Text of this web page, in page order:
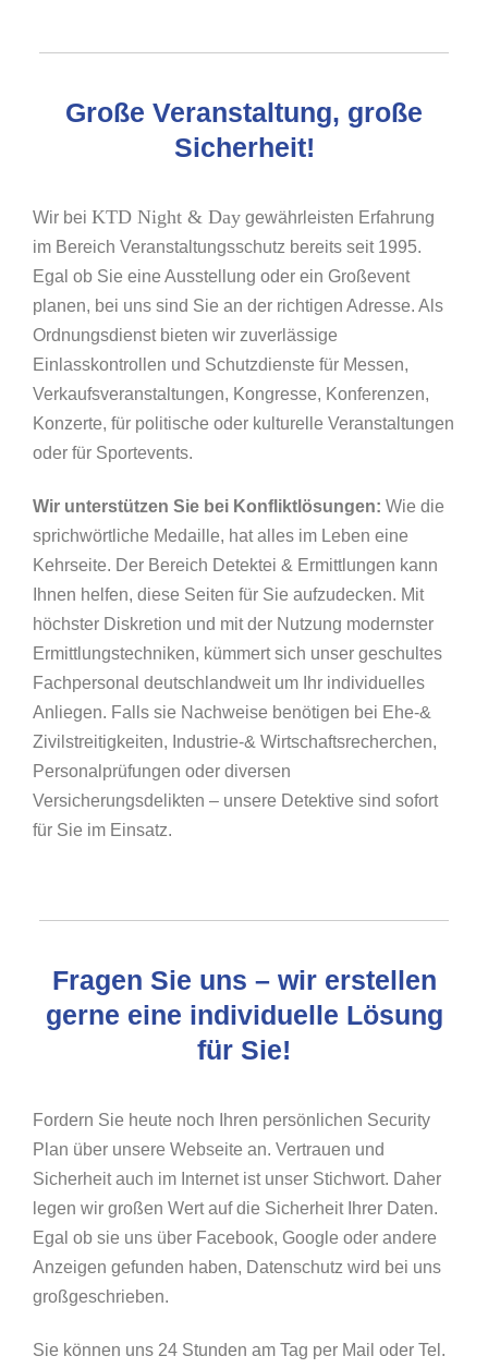
Große Veranstaltung, große
Sicherheit!
Wir bei KTD Night & Day gewährleisten Erfahrung
im Bereich Veranstaltungsschutz bereits seit 1995.
Egal ob Sie eine Ausstellung oder ein Großevent
planen, bei uns sind Sie an der richtigen Adresse. Als
Ordnungsdienst bieten wir zuverlässige
Einlasskontrollen und Schutzdienste für Messen,
Verkaufsveranstaltungen, Kongresse, Konferenzen,
Konzerte, für politische oder kulturelle Veranstaltungen
oder für Sportevents.
Wir unterstützen Sie bei Konfliktlösungen: Wie die
sprichwörtliche Medaille, hat alles im Leben eine
Kehrseite. Der Bereich Detektei & Ermittlungen kann
Ihnen helfen, diese Seiten für Sie aufzudecken. Mit
höchster Diskretion und mit der Nutzung modernster
Ermittlungstechniken, kümmert sich unser geschultes
Fachpersonal deutschlandweit um Ihr individuelles
Anliegen. Falls sie Nachweise benötigen bei Ehe-&
Zivilstreitigkeiten, Industrie-& Wirtschaftsrecherchen,
Personalprüfungen oder diversen
Versicherungsdelikten – unsere Detektive sind sofort
für Sie im Einsatz.
Fragen Sie uns – wir erstellen
gerne eine individuelle Lösung
für Sie!
Fordern Sie heute noch Ihren persönlichen Security
Plan über unsere Webseite an. Vertrauen und
Sicherheit auch im Internet ist unser Stichwort. Daher
legen wir großen Wert auf die Sicherheit Ihrer Daten.
Egal ob sie uns über Facebook, Google oder andere
Anzeigen gefunden haben, Datenschutz wird bei uns
großgeschrieben.
Sie können uns 24 Stunden am Tag per Mail oder Tel.